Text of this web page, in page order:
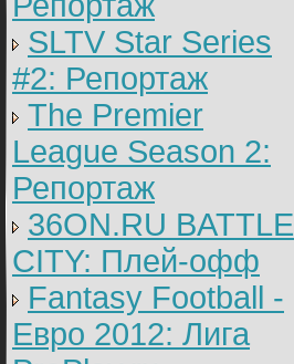
SLTV Star Series
#2: Репортаж
The Premier
League Season 2:
Репортаж
36ON.RU BATTLE
CITY: Плей-офф
Fantasy Football -
Евро 2012: Лига